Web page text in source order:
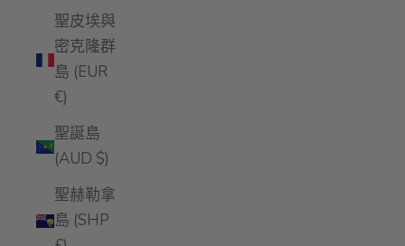
聖皮埃與
密克隆群
島 (EUR
€)
聖誕島
(AUD $)
聖赫勒拿
島 (SHP